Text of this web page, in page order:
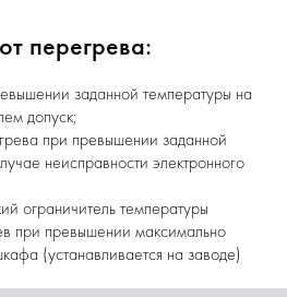
перегрева:
заданной температуры на
допуск;
при превышении заданной
неисправности электронного
ограничитель температуры
при превышении максимально
(устанавливается на заводе)